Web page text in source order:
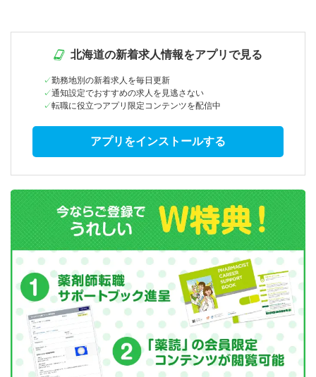
北海道の新着求人情報をアプリで見る
勤務地別の新着求人を毎日更新
通知設定でおすすめの求人を見逃さない
転職に役立つアプリ限定コンテンツを配信中
アプリをインストールする